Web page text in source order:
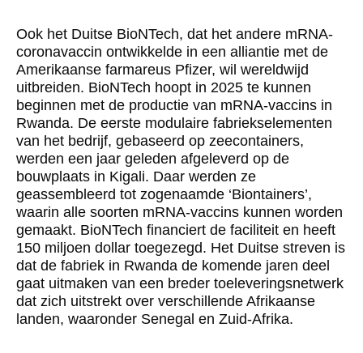
Ook het Duitse BioNTech, dat het andere mRNA-
coronavaccin ontwikkelde in een alliantie met de
Amerikaanse farmareus Pfizer, wil wereldwijd
uitbreiden. BioNTech hoopt in 2025 te kunnen
beginnen met de productie van mRNA-vaccins in
Rwanda. De eerste modulaire fabrieks­elementen
van het bedrijf, gebaseerd op zeecontainers,
werden een jaar geleden afgeleverd op de
bouwplaats in Kigali. Daar werden ze
geassembleerd tot zogenaamde ‘Biontainers’,
waarin alle soorten mRNA-vaccins kunnen worden
gemaakt. BioNTech financiert de faciliteit en heeft
150 miljoen dollar toegezegd. Het Duitse streven is
dat de fabriek in Rwanda de komende jaren deel
gaat uitmaken van een breder toeleveringsnetwerk
dat zich uitstrekt over verschillende Afrikaanse
landen, waaronder Senegal en Zuid-Afrika.